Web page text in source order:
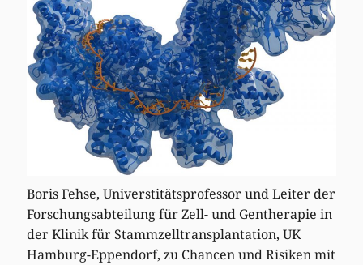
Boris Fehse, Universtitätsprofessor und Leiter der
Forschungsabteilung für Zell- und Gentherapie in
der Klinik für Stammzelltransplantation, UK
Hamburg-Eppendorf, zu Chancen und Risiken mit